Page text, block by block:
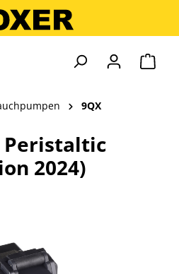
9QX
Peristaltic
2024)